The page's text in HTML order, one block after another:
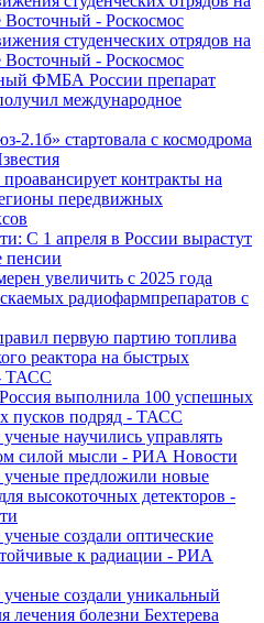
Восточный - Роскосмос
студенческих отрядов на
Восточный - Роскосмос
ФМБА России препарат
международное
2.1б» стартовала с космодрома
контракты на
передвижных
С 1 апреля в России вырастут
пенсии
увеличить с 2025 года
радиофармпрепаратов с
первую партию топлива
реактора на быстрых
ТАСС
выполнила 100 успешных
пусков подряд - ТАСС
научились управлять
силой мысли - РИА Новости
ученые предложили новые
высокоточных детекторов -
создали оптические
к радиации - РИА
ученые создали уникальный
лечения болезни Бехтерева